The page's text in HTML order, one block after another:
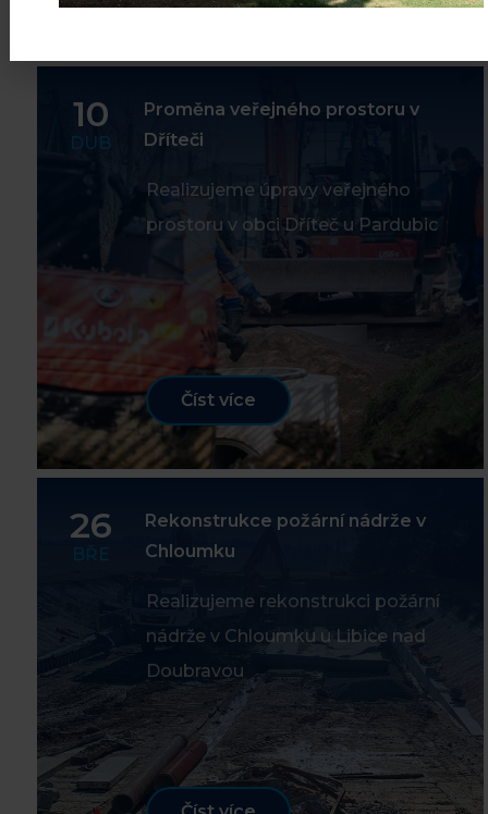
10
DUB
Proměna veřejného prostoru v
Dříteči
Realizujeme úpravy veřejného
prostoru v obci Dříteč u Pardubic
Číst více
26
BŘE
Rekonstrukce požární nádrže v
Chloumku
Realizujeme rekonstrukci požární
nádrže v Chloumku u Libice nad
Doubravou